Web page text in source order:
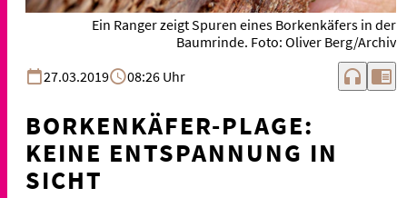
Ein Ranger zeigt Spuren eines Borkenkäfers in der
Baumrinde. Foto: Oliver Berg/Archiv
27.03.2019
08:26 Uhr headphones chrome_reader_mode
BORKENKÄFER-PLAGE:
KEINE ENTSPANNUNG IN
SICHT